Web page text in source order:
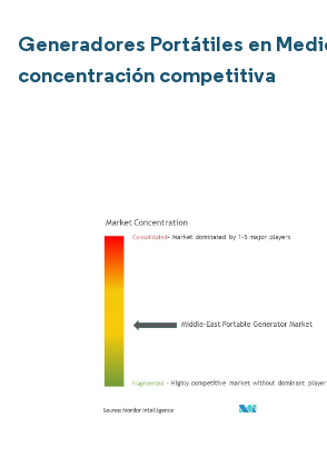
Generadores Portátiles en
concentración competitiva